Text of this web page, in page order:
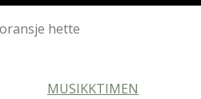
hette
MUSIKKTIMEN